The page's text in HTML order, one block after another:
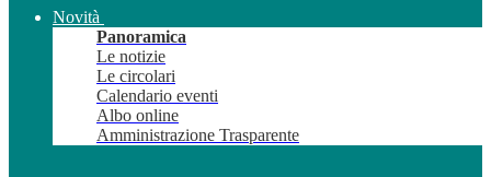
Novità
Panoramica
Le notizie
Le circolari
Calendario eventi
Albo online
Amministrazione Trasparente